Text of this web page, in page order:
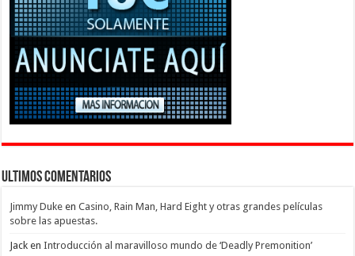
Ultimos Comentarios
Jimmy Duke enCasino, Rain Man, Hard Eight y otras grandes películas
sobre las apuestas.
Jack enIntroducción al maravilloso mundo de ‘Deadly Premonition’